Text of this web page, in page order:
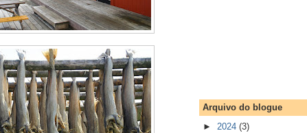
Arquivo do blogue
► 2024 (3)